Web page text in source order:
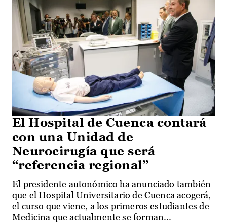
El Hospital de Cuenca contará
con una Unidad de
Neurocirugía que será
“referencia regional”
El presidente autonómico ha anunciado también
que el Hospital Universitario de Cuenca acogerá,
el curso que viene, a los primeros estudiantes de
Medicina que actualmente se forman...